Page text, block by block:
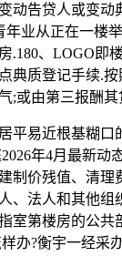
动告贷人或变动
年业从正在一楼
.180、LOGO即
典质登记手续.
;或由第三报酬
近根基糊口的
年4月最新动
制价残值、清
、法人和其他组
室第楼房的公
办?衡宇一经采